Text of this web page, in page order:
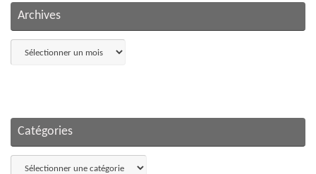
Archives
Catégories